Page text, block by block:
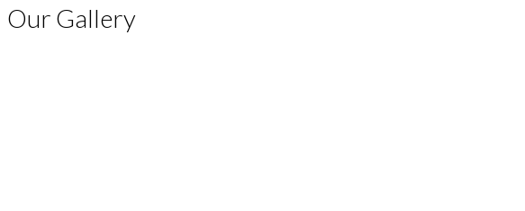
Our Gallery